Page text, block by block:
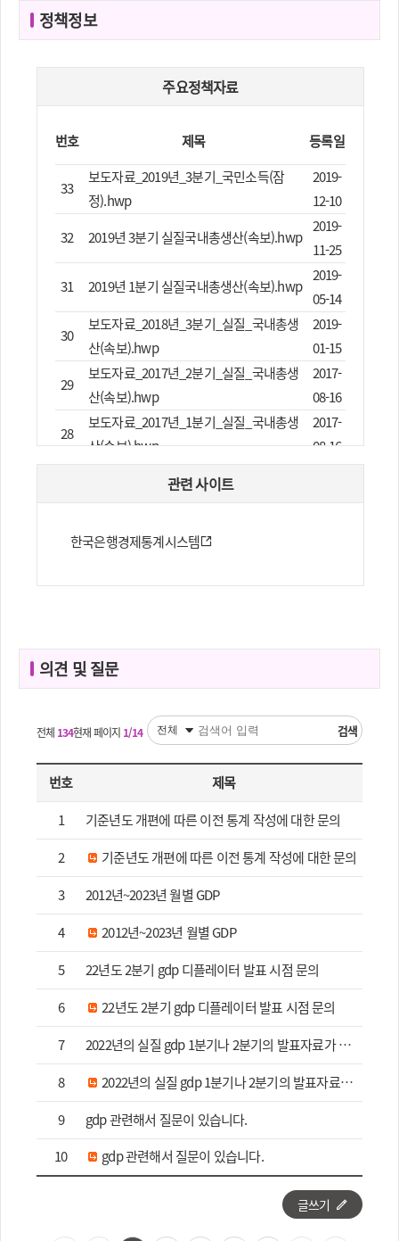
정책정보
주요정책자료
번호 제목 등록일
33
보도자료_2019년_3분기_국민소득(잠
정).hwp
2019-
12-10
32
2019년 3분기 실질국내총생산(속보).hwp
2019-
11-25
31
2019년 1분기 실질국내총생산(속보).hwp
2019-
05-14
30
보도자료_2018년_3분기_실질_국내총생
산(속보).hwp
2019-
01-15
29
보도자료_2017년_2분기_실질_국내총생
산(속보).hwp
2017-
08-16
28
보도자료_2017년_1분기_실질_국내총생
산(속보).hwp
2017-
08-16
국민계정(잠정).hwp
25
23
보도자료_2016년_2분기_실질_국내총생
산(속보).hwp
12-01
22
보도자료_2016년_1분기_실질_국내총생
산(속보).hwp
2016-
12-01
21
보도자료_2015년_4분기_실질_국내총생
2016-
20
보도자료_2015년_3분기_실질_국내총생
산(속보).hwp
2016-
12-01
19
보도자료_2015년_2분기_실질_국내총생
산(속보).hwp
2016-
18
[보도자료]2016년_2분기_국민소득(잠
정).hwp
2016-
17
보도자료_2016년_1분기_국민소득(잠
정).hwp
2016-
12-01
16
[보도자료]2015년_3분기_국민소득(잠
정).hwp
2016-
12-01
[보도자료]2015년_2분기_국민소득(잠
정).hwp
2016-
12-01
14
보도자료_2015년_1분기_국민소득(잠
정)_f.pdf
[보도자료]2012년_3분기_국민소득(잠
정).hwp
12-24
보도자료_2012년_2분기_실질_국내총생
2012-
관련 사이트
한국은행경제통계시스템
의견 및 질문
전체 134현재 페이지 1/14 검색
번호
제목
1
기준년도 개편에 따른 이전 통계 작성에 대한 문의
2
기준년도 개편에 따른 이전 통계 작성에 대한 문의
3
2012년~2023년 월별 GDP
4
2012년~2023년 월별 GDP
5
22년도 2분기 gdp 디플레이터 발표 시점 문의
6
22년도 2분기 gdp 디플레이터 발표 시점 문의
7
2022년의 실질 gdp 1분기나 2분기의 발표자료가 있나요??
8
2022년의 실질 gdp 1분기나 2분기의 발표자료가 있나요??
9
gdp 관련해서 질문이 있습니다.
10
gdp 관련해서 질문이 있습니다.
글쓰기